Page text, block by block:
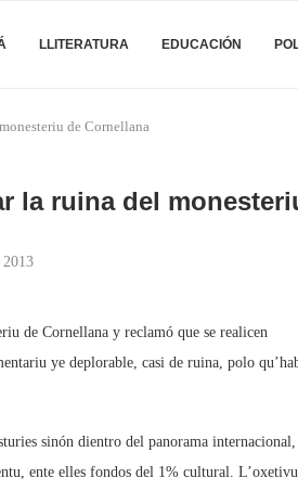
LLITERATURA EDUCACIÓN
de Cornellana
la ruina del
de Cornellana y reclamó que se realicen
ye deplorable, casi de ruina, polo
sinón dientro del panorama
ente elles fondos del 1% cultural.